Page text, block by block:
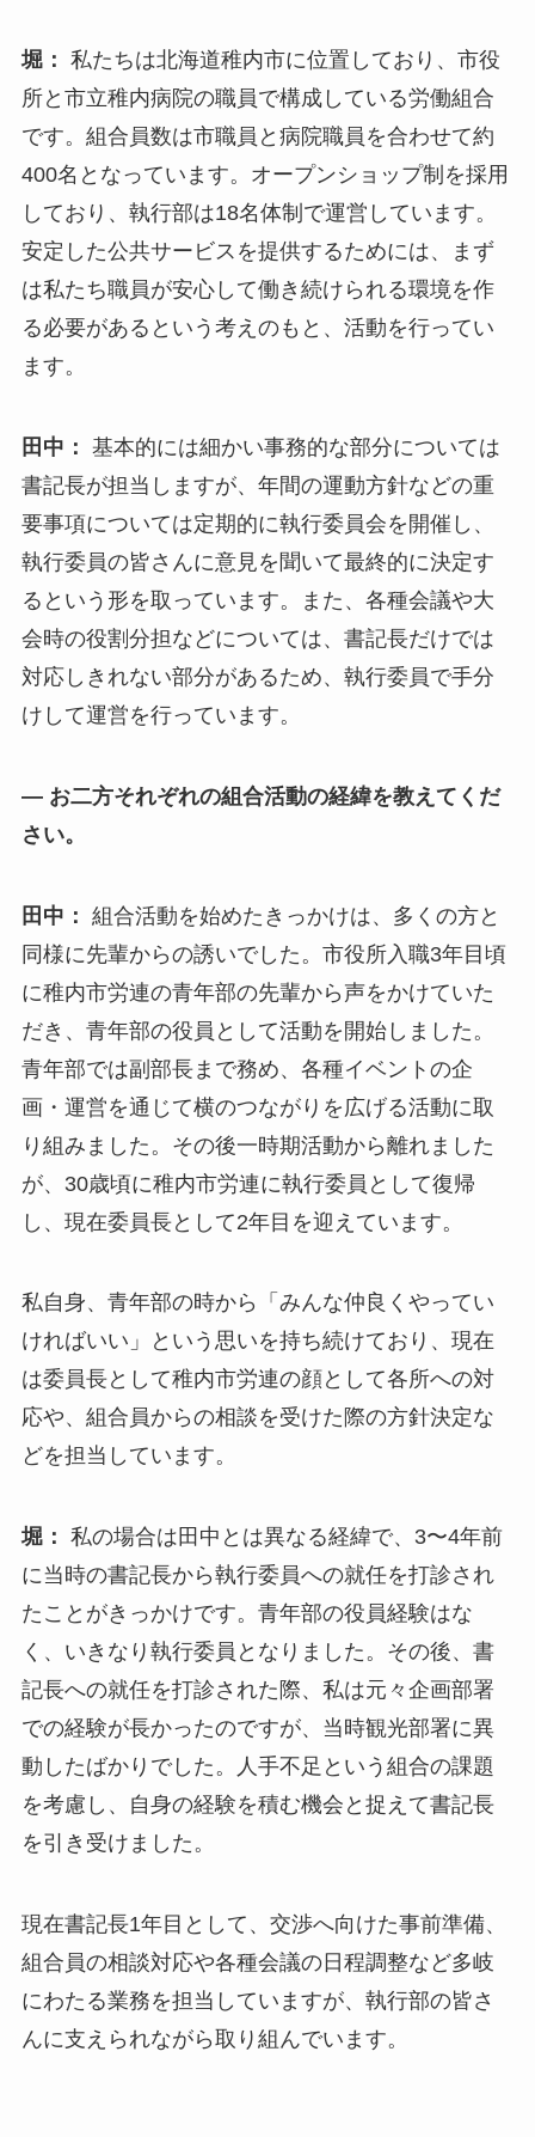
堀： 私たちは北海道稚内市に位置しており、市役
所と市立稚内病院の職員で構成している労働組合
です。組合員数は市職員と病院職員を合わせて約
400名となっています。オープンショップ制を採用
しており、執行部は18名体制で運営しています。
安定した公共サービスを提供するためには、まず
は私たち職員が安心して働き続けられる環境を作
る必要があるという考えのもと、活動を行ってい
ます。
田中： 基本的には細かい事務的な部分については
書記長が担当しますが、年間の運動方針などの重
要事項については定期的に執行委員会を開催し、
執行委員の皆さんに意見を聞いて最終的に決定す
るという形を取っています。また、各種会議や大
会時の役割分担などについては、書記長だけでは
対応しきれない部分があるため、執行委員で手分
けして運営を行っています。
— お二方それぞれの組合活動の経緯を教えてくだ
さい。
田中： 組合活動を始めたきっかけは、多くの方と
同様に先輩からの誘いでした。市役所入職3年目頃
に稚内市労連の青年部の先輩から声をかけていた
だき、青年部の役員として活動を開始しました。
青年部では副部長まで務め、各種イベントの企
画・運営を通じて横のつながりを広げる活動に取
り組みました。その後一時期活動から離れました
が、30歳頃に稚内市労連に執行委員として復帰
し、現在委員長として2年目を迎えています。
私自身、青年部の時から「みんな仲良くやってい
ければいい」という思いを持ち続けており、現在
は委員長として稚内市労連の顔として各所への対
応や、組合員からの相談を受けた際の方針決定な
どを担当しています。
堀： 私の場合は田中とは異なる経緯で、3〜4年前
に当時の書記長から執行委員への就任を打診され
たことがきっかけです。青年部の役員経験はな
く、いきなり執行委員となりました。その後、書
記長への就任を打診された際、私は元々企画部署
での経験が長かったのですが、当時観光部署に異
動したばかりでした。人手不足という組合の課題
を考慮し、自身の経験を積む機会と捉えて書記長
を引き受けました。
現在書記長1年目として、交渉へ向けた事前準備、
組合員の相談対応や各種会議の日程調整など多岐
にわたる業務を担当していますが、執行部の皆さ
んに支えられながら取り組んでいます。